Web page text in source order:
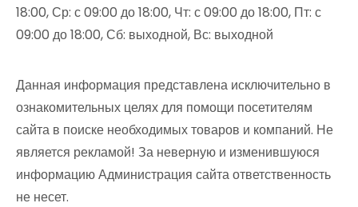
18:00, Ср: с 09:00 до 18:00, Чт: с 09:00 до 18:00, Пт: с
09:00 до 18:00, Сб: выходной, Вс: выходной
Данная информация представлена исключительно в
ознакомительных целях для помощи посетителям
сайта в поиске необходимых товаров и компаний. Не
является рекламой! За неверную и изменившуюся
информацию Администрация сайта ответственность
не несет.